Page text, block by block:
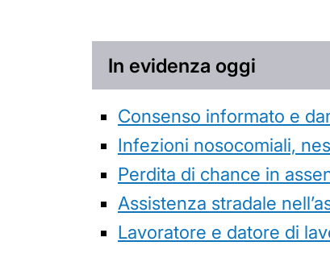
In evidenza oggi
Consenso informato e
Infezioni nosocomiali,
Perdita di chance in
Assistenza stradale
Lavoratore e datore di